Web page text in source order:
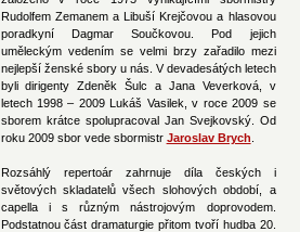
Rudolfem Zemanem a Libuší Krejčovou a hlasovou
poradkyní Dagmar Součkovou. Pod jejich
uměleckým vedením se velmi brzy zařadilo mezi
nejlepší ženské sbory u nás. V devadesátých letech
byli dirigenty Zdeněk Šulc a Jana Veverková, v
letech 1998 – 2009 Lukáš Vasilek, v roce 2009 se
sborem krátce spolupracoval Jan Svejkovský. Od
roku 2009 sbor vede sbormistr Jaroslav Brych
Rozsáhlý repertoár zahrnuje díla českých i
světových skladatelů všech slohových období, a
capella i s různým nástrojovým doprovodem.
Podstatnou část dramaturgie přitom tvoří hudba 20.